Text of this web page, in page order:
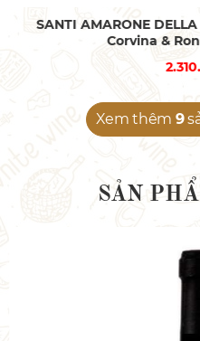
SANTI AMARONE
Corvina &
Xem thêm 9
SẢN